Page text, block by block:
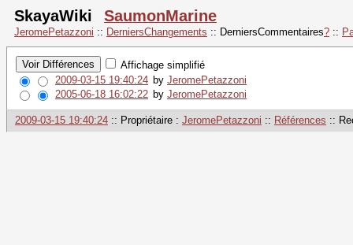
SkayaWiki SaumonMarine
JeromePetazzoni :: DerniersChangements :: DerniersCommentaires? ::
Affichage simplifié
2009-03-15 19:40:24 by JeromePetazzoni
2005-06-18 16:02:22 by JeromePetazzoni
2009-03-15 19:40:24 :: Propriétaire : JeromePetazzoni :: Références ::